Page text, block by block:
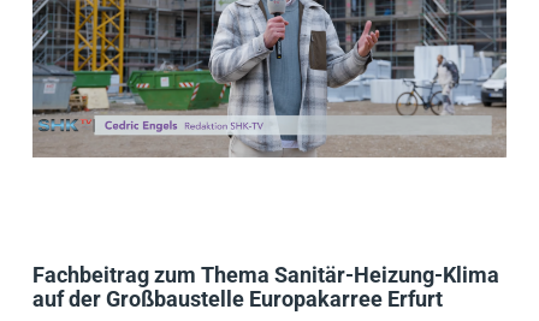
Fachbeitrag zum Thema Sanitär-Heizung-Klima
auf der Großbaustelle Europakarree Erfurt